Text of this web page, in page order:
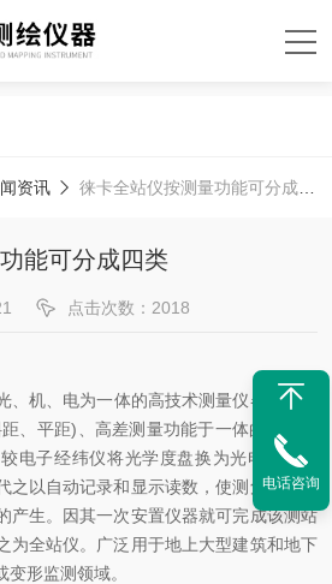
资讯 徕卡全站仪按测量功能可分成四类
能可分成四类
点击次数：2018
、机、电为一体的高技术测量仪器，是集
、平距)、高差测量功能于一体的测绘仪
电子经纬仪将光学度盘换为光电扫描度
之以自动记录和显示读数，使测角操作简
产生。因其一次安置仪器就可完成该测站
为全站仪。广泛用于地上大型建筑和地下
形监测领域。
电话咨询